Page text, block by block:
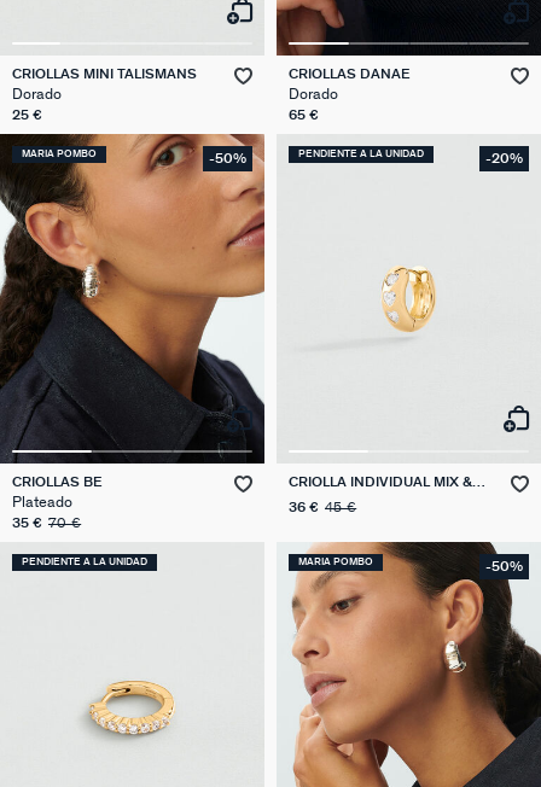
CRIOLLAS MINI TALISMANS
Dorado
25 €
CRIOLLAS DANAE
Dorado
65 €
MARIA POMBO -50%
CRIOLLAS BE
Plateado
35 € 70 €
PENDIENTE A LA UNIDAD -20%
CRIOLLA INDIVIDUAL MIX &
36 € 45 €
PENDIENTE A LA UNIDAD MARIA POMBO -50%